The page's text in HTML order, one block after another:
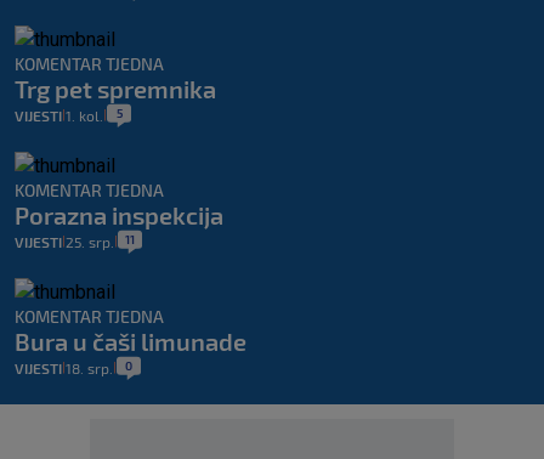
KOMENTAR TJEDNA
Trg pet spremnika
VIJESTI 1. kol. 5
KOMENTAR TJEDNA
Porazna inspekcija
VIJESTI 25. srp. 11
KOMENTAR TJEDNA
Bura u čaši limunade
VIJESTI 18. srp. 0